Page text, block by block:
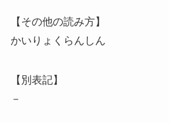
【その他の読み方】
かいりょくらんしん
【別表記】
－